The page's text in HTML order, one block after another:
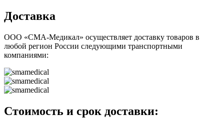
Доставка
ООО «СМА-Медикал» осуществляет доставку товаров в
любой регион России следующими транспортными
компаниями:
Стоимость и срок доставки: